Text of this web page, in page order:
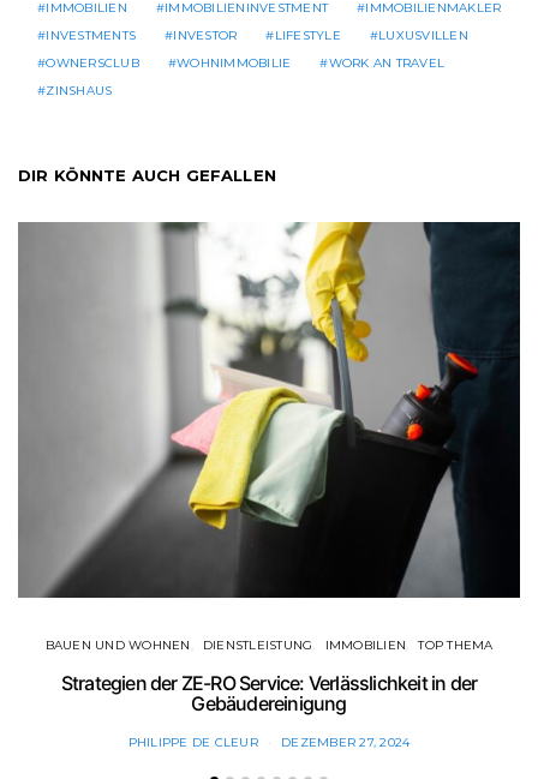
IMMOBILIEN
IMMOBILIENINVESTMENT
IMMOBILIENMAKLER
INVESTMENTS
INVESTOR LIFESTYLE
LUXUSVILLEN
OWNERSCLUB
WOHNIMMOBILIE
WORK AN TRAVEL
ZINSHAUS
DIR KÖNNTE AUCH GEFALLEN
BAUEN UND WOHNEN DIENSTLEISTUNG IMMOBILIEN TOP THEMA
Strategien der ZE-RO Service: Verlässlichkeit in der
Gebäudereinigung
PHILIPPE DE CLEUR DEZEMBER 27, 2024